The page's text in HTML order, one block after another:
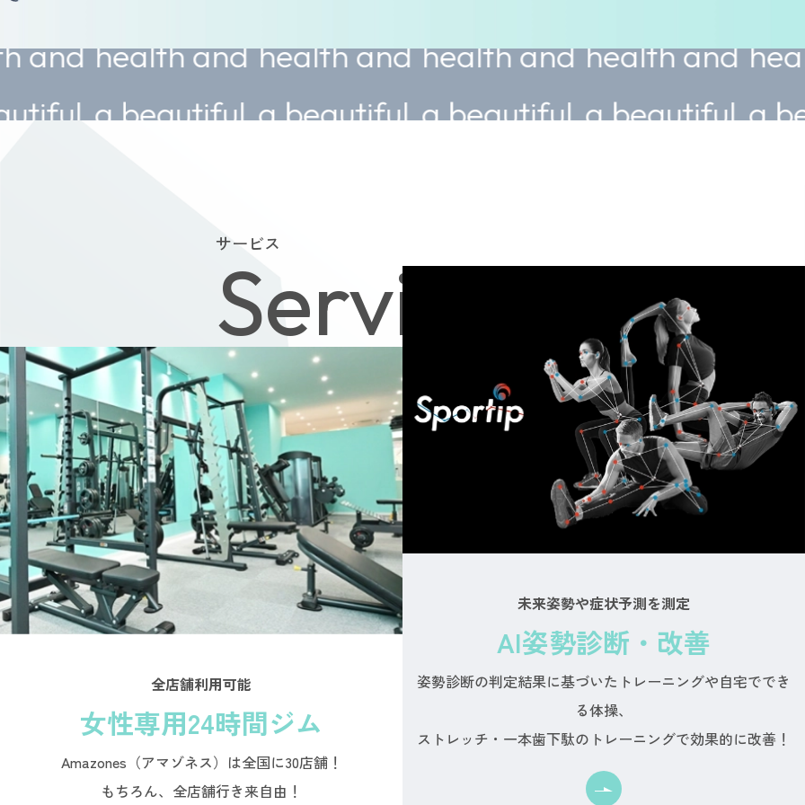
health and
a beautiful
health and
a beautiful
health and
a beautiful
health and
a beautiful
health
a
サービス
Service
全店舗利用可能
女性専用24時間ジム
Amazones（アマゾネス）は全国に30店舗！
もちろん、全店舗行き来自由！
未来姿勢や症状予測を測定
AI姿勢診断・改善
姿勢診断の判定結果に基づいたトレーニングや自宅ででき
る体操、
ストレッチ・一本歯下駄のトレーニングで効果的に改善！